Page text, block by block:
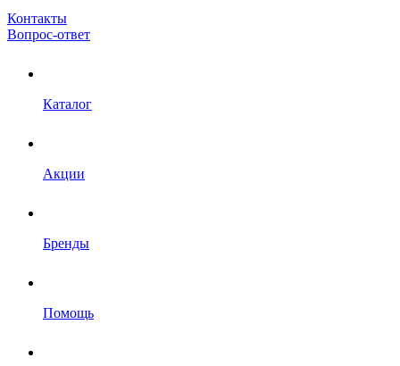
Контакты
Вопрос-ответ
Каталог
Акции
Бренды
Помощь